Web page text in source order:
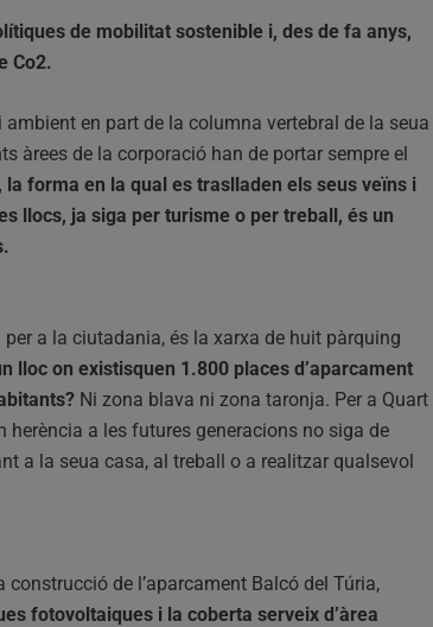
de mobilitat sostenible i, des de fa anys,
Co2.
en part de la columna vertebral de la seua
àrees de la corporació han de portar sempre el
la forma en la qual es traslladen els seus veïns i
llocs, ja siga per turisme o per treball, és un
a la ciutadania, és la xarxa de huit pàrquing
lloc on existisquen 1.800 places d’aparcament
Ni zona blava ni zona taronja. Per a Quart
a les futures generacions no siga de
a la seua casa, al treball o a realitzar qualsevol
de l’aparcament Balcó del Túria,
fotovoltaiques i la coberta serveix d’àrea